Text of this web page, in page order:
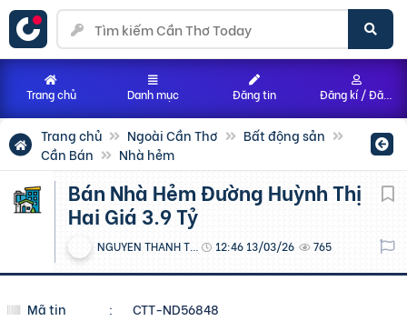
Trang chủ Ngoài Cần Thơ
Bất động sản
Cần Bán
Nhà hẻm
Bán Nhà Hẻm Đường Huỳnh Thị
Hai Giá 3.9 Tỷ
12:46 13/03/26 765
Mã tin :
CTT-ND56848
Trang chủ Danh mục Đăng tin